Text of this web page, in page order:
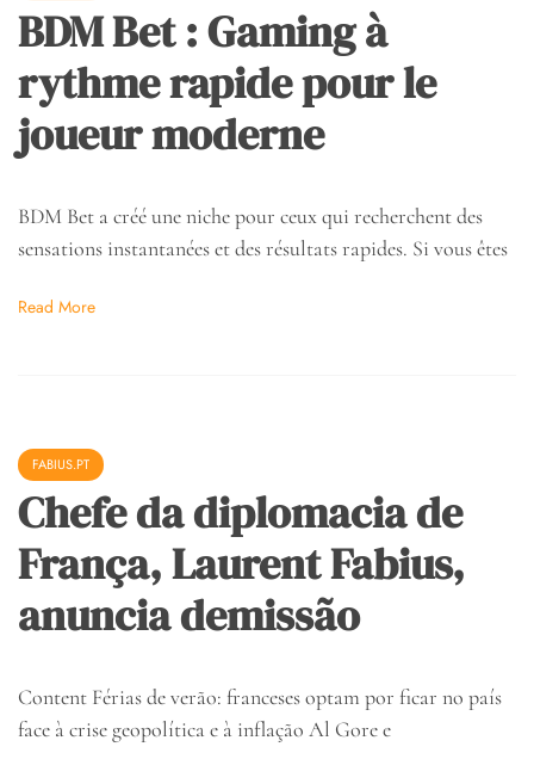
BDM Bet : Gaming à
rythme rapide pour le
joueur moderne
BDM Bet a créé une niche pour ceux qui recherchent des
sensations instantanées et des résultats rapides. Si vous êtes
Read More
FABIUS.PT
Chefe da diplomacia de
França, Laurent Fabius,
anuncia demissão
Content Férias de verão: franceses optam por ficar no país
face à crise geopolítica e à inflação Al Gore e